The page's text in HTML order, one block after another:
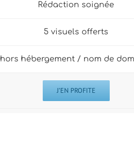
Rédaction soignée
5 visuels offerts
hors hébergement / nom de
J’EN PROFITE